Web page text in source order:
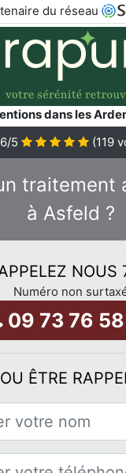
du réseau
dans les
/5 (119
traitement
à Asfeld ?
NOUS
Numéro non
09 73 76
OU ÊTRE